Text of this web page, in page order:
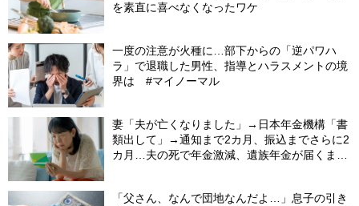
を素直に喜べなくなったワケ
一度の注意が火種に…部下からの「逆パワハ
ラ」で退職した男性、指導とハラスメントの境
界は #マイノーマル
妻「夫が亡くなりました」→日本年金機構「書
類出して」→通知まで2カ月、振込までさらに2
カ月…夫の死で年金激減、遺族年金が届くまで
「父さん、なんで団地なんだよ…」息子の引き